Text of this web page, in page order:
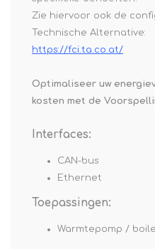
Zie hiervoor ook de
Technische Alternative:
https://fci.ta.co.at/
Optimaliseer uw
kosten met de
Interfaces:
CAN-bus
Ethernet
Toepassingen:
Warmtepomp /